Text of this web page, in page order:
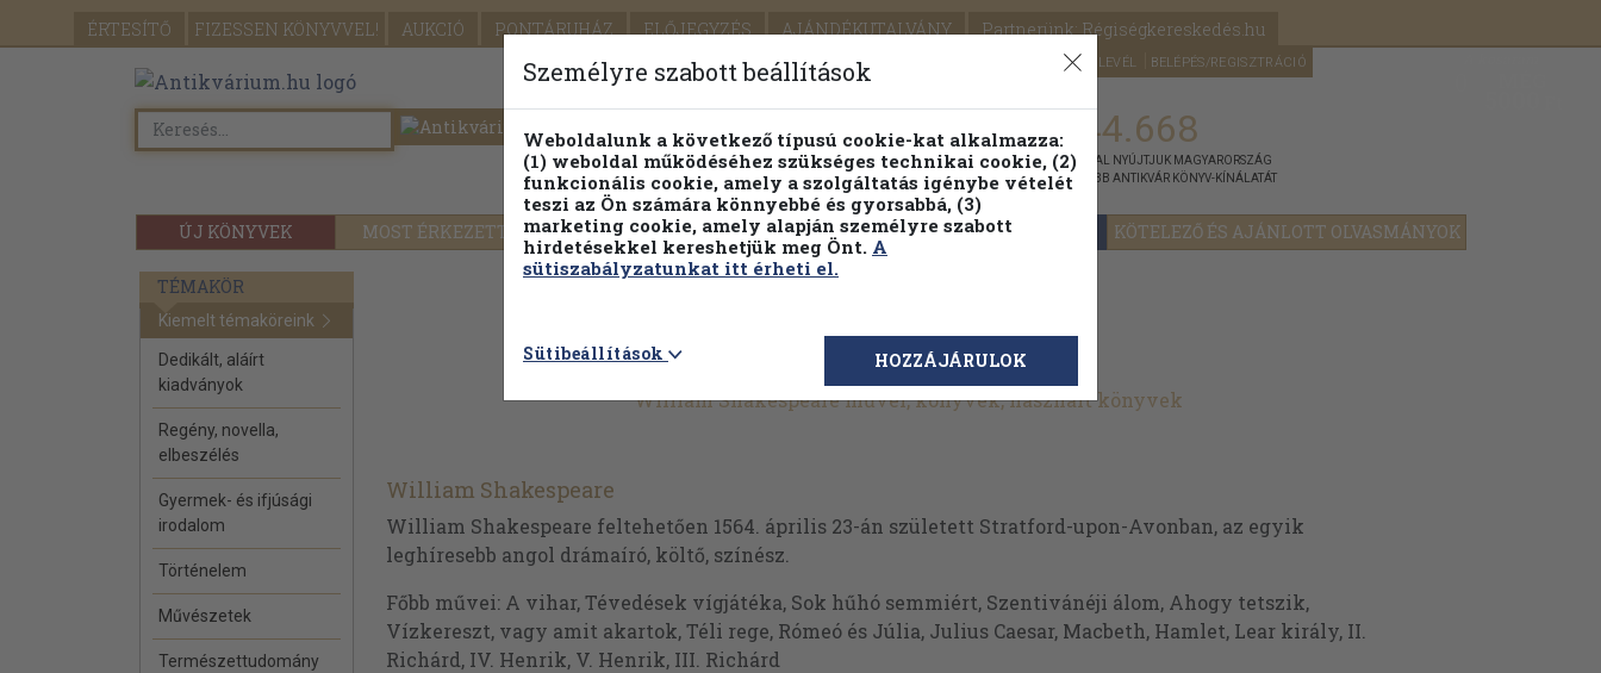
ÉRTESÍTŐ FIZESSEN KÖNYVVEL! AUKCIÓ PONTÁRUHÁZ ELŐJEGYZÉS AJÁNDÉKUTALVÁNY Partnerünk: Régiségkereskedés.hu
SEGÍTSÉG HÍRLEVÉL BELÉPÉS/REGISZTRÁCIÓ
ÚJ KÖNYVEK MOST ÉRKEZETT PILLANATNYI ÁRAINK FENNTARTHATÓ OLVASMÁNYOK KÖTELEZŐ ÉS AJÁNLOTT OLVASMÁNYOK
Részletes kereső Témaköri fa 1.144.668
KIADVÁNNYAL NYÚJTJUK MAGYARORSZÁG
LEGNAGYOBB ANTIKVÁR KÖNYV-KÍNÁLATÁT
TÉMAKÖR
Kiemelt témaköreink
Dedikált, aláírt
kiadványok
Regény, novella,
elbeszélés
Gyermek- és ifjúsági
irodalom
Történelem
Művészetek
Természettudomány
William Shakespeare művei, könyvek, használt könyvek
William Shakespeare
William Shakespeare feltehetően 1564. április 23-án született Stratford-upon-Avonban, az egyik
leghíresebb angol drámaíró, költő, színész.
Főbb művei: A vihar, Tévedések vígjátéka, Sok hűhó semmiért, Szentivánéji álom, Ahogy tetszik,
Vízkereszt, vagy amit akartok, Téli rege, Rómeó és Júlia, Julius Caesar, Macbeth, Hamlet, Lear király, II.
Richárd, IV. Henrik, V. Henrik, III. Richárd
Személyre szabott beállítások
Weboldalunk a következő típusú cookie-kat alkalmazza:
(1) weboldal működéséhez szükséges technikai cookie, (2)
funkcionális cookie, amely a szolgáltatás igénybe vételét
teszi az Ön számára könnyebbé és gyorsabbá, (3)
marketing cookie, amely alapján személyre szabott
hirdetésekkel kereshetjük meg Önt. A
sütiszabályzatunkat itt érheti el.
Sütibeállítások HOZZÁJÁRULOK